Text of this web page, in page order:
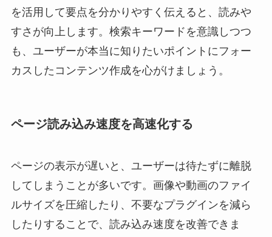
を活用して要点を分かりやすく伝えると、読みや
すさが向上します。検索キーワードを意識しつつ
も、ユーザーが本当に知りたいポイントにフォー
カスしたコンテンツ作成を心がけましょう。
ページ読み込み速度を高速化する
ページの表示が遅いと、ユーザーは待たずに離脱
してしまうことが多いです。画像や動画のファイ
ルサイズを圧縮したり、不要なプラグインを減ら
したりすることで、読み込み速度を改善できま